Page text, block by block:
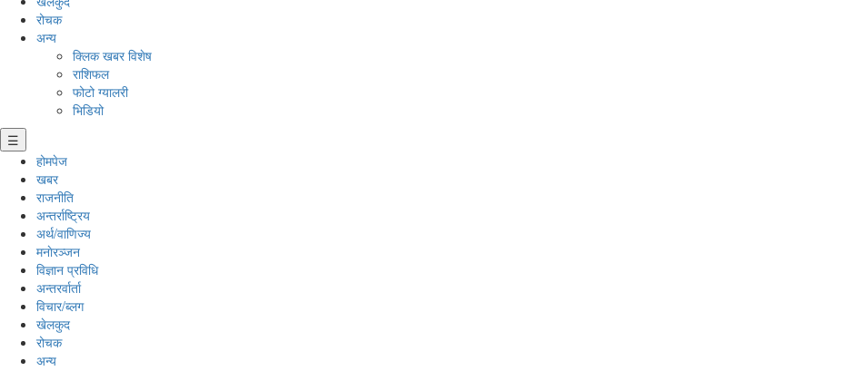
रोचक
अन्य
क्लिक खबर विशेष
राशिफल
फोटो ग्यालरी
भिडियो
☰
होमपेज
खबर
राजनीति
अन्तर्राष्ट्रिय
अर्थ/वाणिज्य
मनाेरञ्जन
विज्ञान प्रविधि
अन्तरर्वार्ता
विचार/ब्लग
खेलकुद
रोचक
अन्य